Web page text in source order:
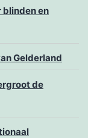
blinden en
Gelderland
de